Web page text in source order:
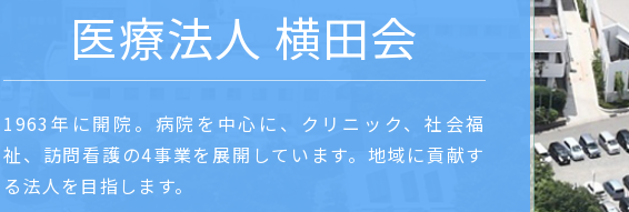
医療法人 横田会
1963年に開院。病院を中心に、クリニック、社会福
祉、訪問看護の4事業を展開しています。地域に貢献す
る法人を目指します。